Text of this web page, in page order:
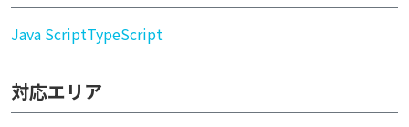
Java ScriptTypeScript
対応エリア